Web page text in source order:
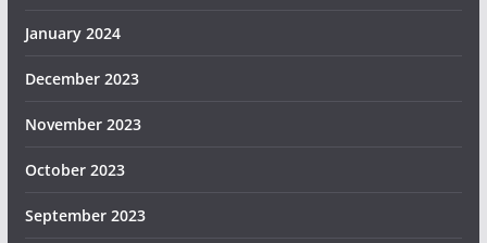
January 2024
December 2023
November 2023
October 2023
September 2023